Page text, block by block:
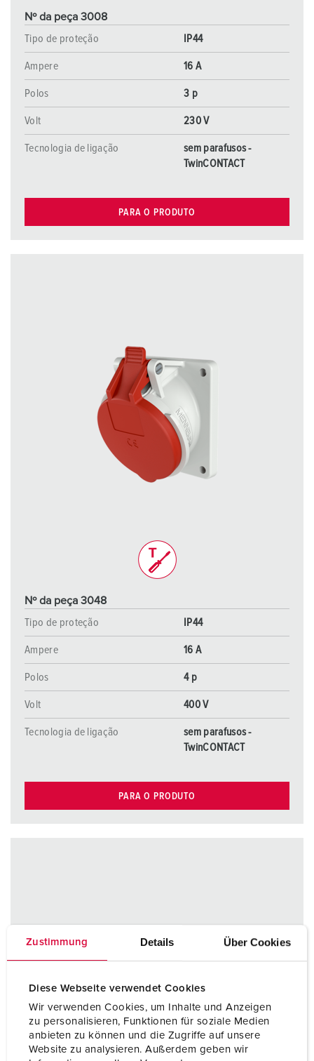
Zustimmung Details Über Cookies
Diese Webseite verwendet Cookies
Wir verwenden Cookies, um Inhalte und Anzeigen
zu personalisieren, Funktionen für soziale Medien
anbieten zu können und die Zugriffe auf unsere
Website zu analysieren. Außerdem geben wir
Nº da peça 3008
Tipo de proteção
IP44
Ampere 16 A
Polos 3 p
Volt 230 V
Tecnologia de ligação
sem parafusos -
TwinCONTACT
PARA O PRODUTO
Nº da peça 3048
Tipo de proteção
IP44
Ampere 16 A
Polos 4 p
Volt 400 V
Tecnologia de ligação
sem parafusos -
TwinCONTACT
PARA O PRODUTO